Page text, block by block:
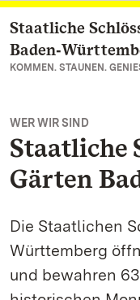
Zum Hauptinhalt
Staatliche
KOMMEN. STAUNEN.
WER WIR SIND
Staatliche
Gärten
Die Staatlichen
Württemberg
und bewahren